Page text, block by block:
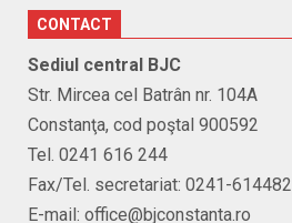
CONTACT
Sediul central BJC
Str. Mircea cel Batrân nr. 104A
Constanţa, cod poştal 900592
Tel. 0241 616 244
Fax/Tel. secretariat: 0241-614482
E-mail: office@bjconstanta.ro